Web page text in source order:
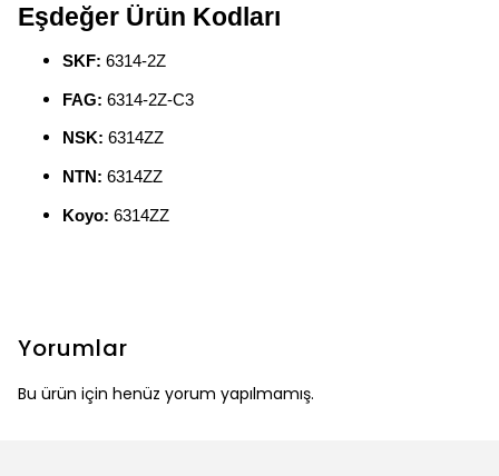
Eşdeğer Ürün Kodları
SKF: 6314-2Z
FAG: 6314-2Z-C3
NSK: 6314ZZ
NTN: 6314ZZ
Koyo: 6314ZZ
Yorumlar
Bu ürün için henüz yorum yapılmamış.